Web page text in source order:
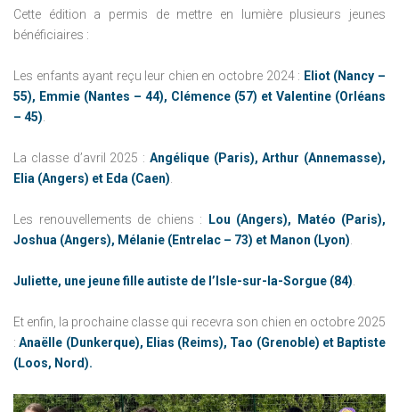
Cette édition a permis de mettre en lumière plusieurs jeunes
bénéficiaires :
Les enfants ayant reçu leur chien en octobre 2024 : Eliot (Nancy –
55), Emmie (Nantes – 44), Clémence (57) et Valentine (Orléans
– 45)
La classe d’avril 2025 : Angélique (Paris), Arthur (Annemasse),
Elia (Angers) et Eda (Caen)
Les renouvellements de chiens :
Lou (Angers), Matéo (Paris),
Joshua (Angers), Mélanie (Entrelac – 73) et Manon (Lyon)
Juliette, une jeune fille autiste de l’Isle-sur-la-Sorgue (84)
Et enfin, la prochaine classe qui recevra son chien en octobre 2025
:Anaëlle (Dunkerque), Elias (Reims), Tao (Grenoble) et Baptiste
(Loos, Nord).